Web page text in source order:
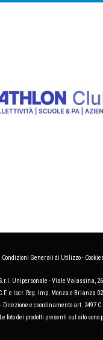
Condizioni Generali di Utilizzo-
Unipersonale - Viale Valassina,
e Iscr. Reg. Imp. Monza e Brianza
Direzione e coordinamento art. 2497
foto dei prodotti presenti sul sito